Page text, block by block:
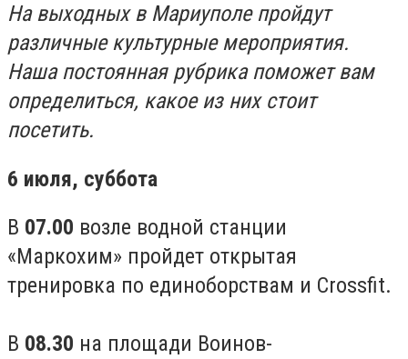
На выходных в Мариуполе пройдут
различные культурные мероприятия.
Наша постоянная рубрика поможет вам
определиться, какое из них стоит
посетить.
6 июля, суббота
В 07.00 возле водной станции
«Маркохим» пройдет открытая
тренировка по единоборствам и Crossfit.
В 08.30 на площади Воинов-